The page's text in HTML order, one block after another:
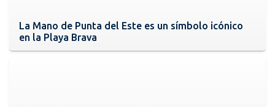
La Mano de Punta del Este es un símbolo icónico
en la Playa Brava